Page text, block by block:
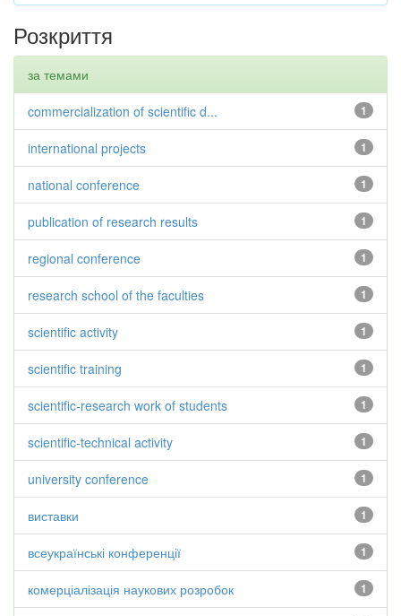
Розкриття
за темами
1
commercialization of scientific d...
1
international projects
1
national conference
1
publication of research results
1
regional conference
1
research school of the faculties
1
scientific activity
1
scientific training
1
scientific-research work of students
1
scientific-technical activity
1
university conference
1
виставки
1
всеукраїнські конференції
1
комерціалізація наукових розробок